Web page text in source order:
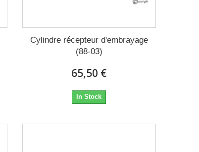
Cylindre récepteur d'embrayage
(88-03)
65,50 €
In Stock